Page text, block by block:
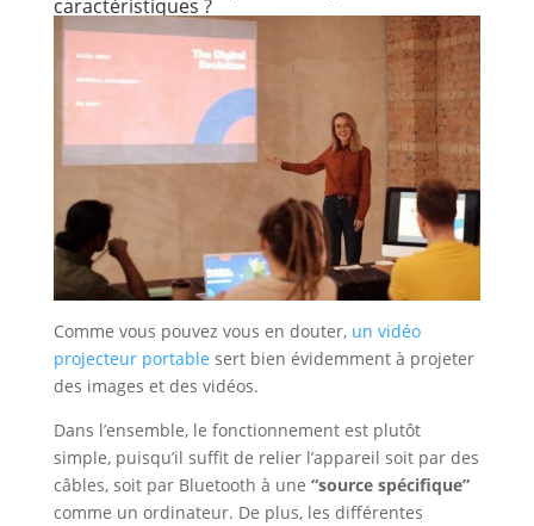
caractéristiques ?
Comme vous pouvez vous en douter, un vidéo
projecteur portable sert bien évidemment à projeter
des images et des vidéos.
Dans l’ensemble, le fonctionnement est plutôt
simple, puisqu’il suffit de relier l’appareil soit par des
câbles, soit par Bluetooth à une “source spécifique”
comme un ordinateur. De plus, les différentes